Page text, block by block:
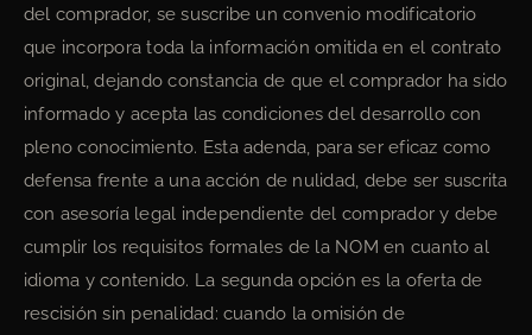
del comprador, se suscribe un convenio modificatorio
que incorpora toda la información omitida en el contrato
original, dejando constancia de que el comprador ha sido
informado y acepta las condiciones del desarrollo con
pleno conocimiento. Esta adenda, para ser eficaz como
defensa frente a una acción de nulidad, debe ser suscrita
con asesoría legal independiente del comprador y debe
cumplir los requisitos formales de la NOM en cuanto al
idioma y contenido. La segunda opción es la oferta de
rescisión sin penalidad: cuando la omisión de